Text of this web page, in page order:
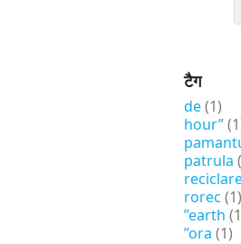
टैग
de(1)
hour”
patrula
rorec (1)
”earth
”ora (1)